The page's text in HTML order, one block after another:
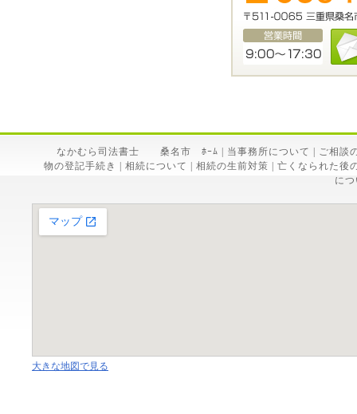
なかむら司法書士 桑名市 ﾎｰﾑ 当事務所について
ご相談
物の登記手続き
相続について 相続の生前対策
亡くなられた後
に
大きな地図で見る